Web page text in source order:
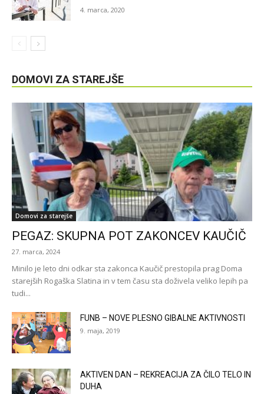
4. marca, 2020
DOMOVI ZA STAREJŠE
Domovi za starejše
PEGAZ: SKUPNA POT ZAKONCEV KAUČIČ
27. marca, 2024
Minilo je leto dni odkar sta zakonca Kaučič prestopila prag Doma
starejših Rogaška Slatina in v tem času sta doživela veliko lepih pa
tudi...
FUNB – NOVE PLESNO GIBALNE AKTIVNOSTI
9. maja, 2019
AKTIVEN DAN – REKREACIJA ZA ČILO TELO IN
DUHA